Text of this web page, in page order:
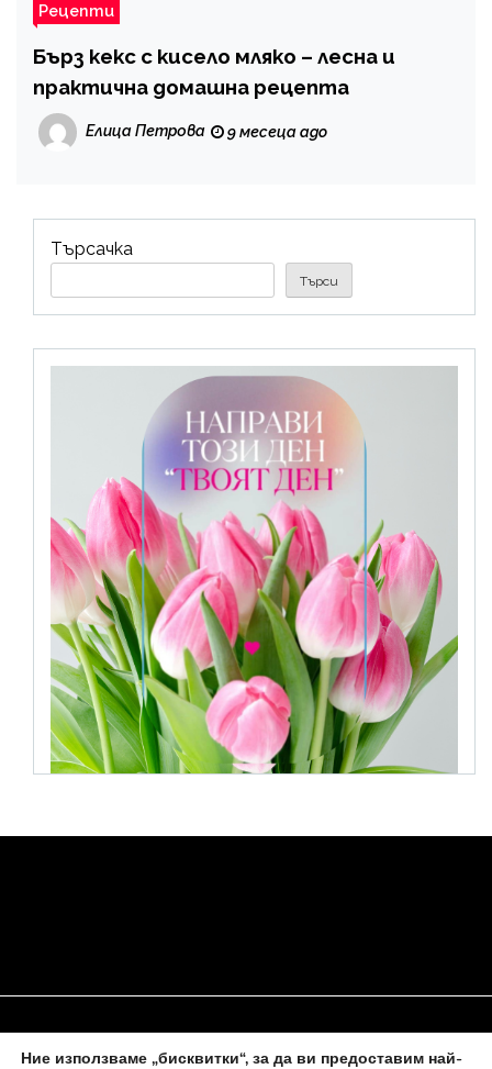
Рецепти
Бърз кекс с кисело мляко – лесна и
практична домашна рецепта
Елица Петрова 9 месеца ago
Търсачка
Търси
Ние използваме „бисквитки“, за да ви предоставим най-